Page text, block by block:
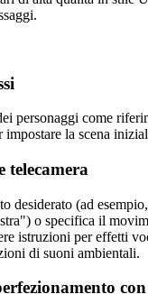
personaggi come
la scena
telecamera
desiderato (ad
o specifica il
istruzioni per effetti
di suoni ambientali.